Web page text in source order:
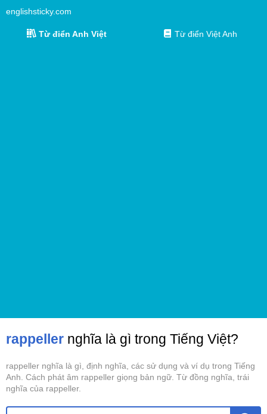
englishsticky.com
Từ điển Anh Việt Từ điển Việt Anh
rappeller nghĩa là gì trong Tiếng Việt?
rappeller nghĩa là gì, định nghĩa, các sử dụng và ví dụ trong Tiếng
Anh. Cách phát âm rappeller giọng bản ngữ. Từ đồng nghĩa, trái
nghĩa của rappeller.